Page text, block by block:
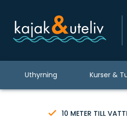
Uthyrning Kurser &
10 METER TILL